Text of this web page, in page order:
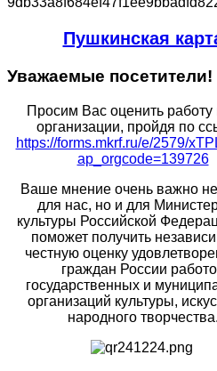
Пушкинская
Уважаемые посетители!
Просим Вас оценить
организации, пройдя по
https://forms.mkrf.ru/e/2579/
ap_orgcode=139726
Ваше мнение очень важно не
для нас, но и для
культуры Российской
поможет получить
честную оценку
граждан России
государственных и
организаций культуры,
народного творчества.